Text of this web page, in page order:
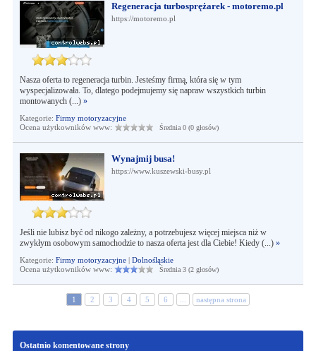
Regeneracja turbosprężarek - motoremo.pl
https://motoremo.pl
Nasza oferta to regeneracja turbin. Jesteśmy firmą, która się w tym
wyspecjalizowała. To, dlatego podejmujemy się napraw wszystkich turbin
montowanych (...) »
Kategorie: Firmy motoryzacyjne
Ocena użytkowników www:
Średnia 0 (0 głosów)
Wynajmij busa!
https://www.kuszewski-busy.pl
Jeśli nie lubisz być od nikogo zależny, a potrzebujesz więcej miejsca niż w
zwykłym osobowym samochodzie to nasza oferta jest dla Ciebie! Kiedy (...) »
Kategorie: Firmy motoryzacyjne| Dolnośląskie
Ocena użytkowników www:
Średnia 3 (2 głosów)
1 2 3 4 5 6 następna strona
Ostatnio komentowane strony